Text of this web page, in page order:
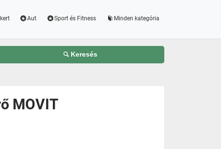
Aut Sport és Fitness Minden kategória
Keresés
MOVIT